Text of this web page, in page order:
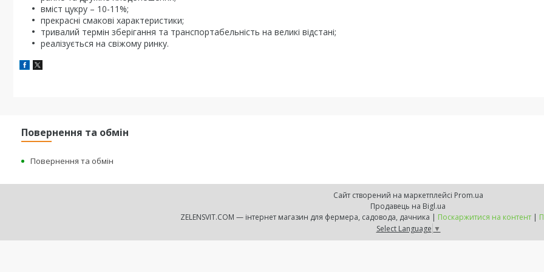
вміст цукру – 10-11%;
прекрасні смакові характеристики;
тривалий термін зберігання та транспортабельність на великі відстані;
реалізується на свіжому ринку.
Повернення та обмін
Повернення та обмін
Сайт створений на маркетплейсі Prom.ua
Продавець на Bigl.ua
ZELENSVIT.COM — інтернет магазин для фермера, садовода, дачника | Поскаржитися на контент |
Select Language ▼